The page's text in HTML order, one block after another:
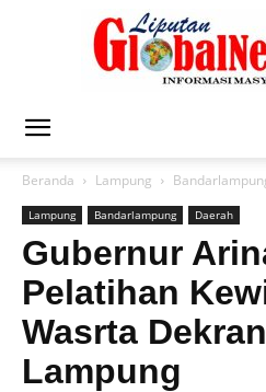
Beranda Lampung
Lampung Bandarlampung Daerah
Gubernur
Pelatihan
Wasrta
Lampung